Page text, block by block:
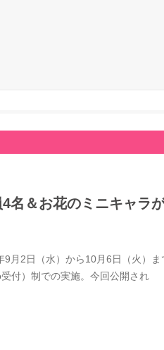
名＆お花のミニキャラ
月2日（水）から10月6日（火）
付）制での実施。今回公開され